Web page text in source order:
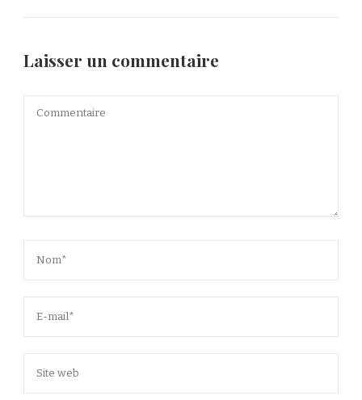
Laisser un commentaire